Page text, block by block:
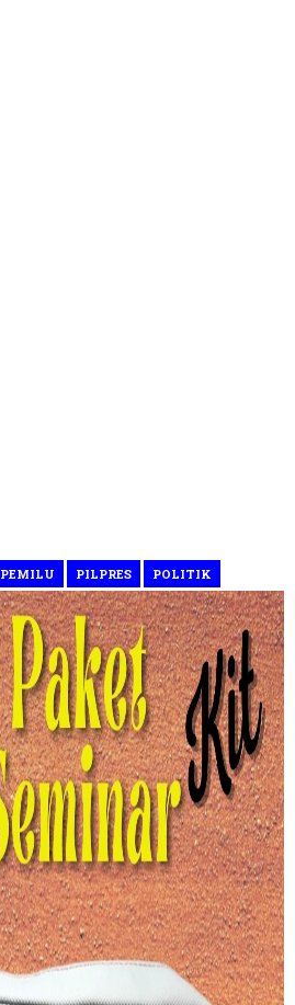
PEMILU PILPRES POLITIK